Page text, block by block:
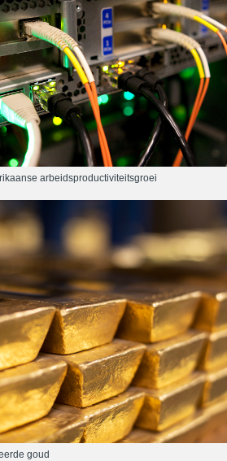
arbeidsproductiviteitsgroei
goud